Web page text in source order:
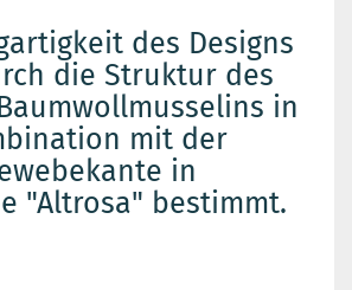
des Designs
die Struktur des
in
mit der
in
"Altrosa" bestimmt.